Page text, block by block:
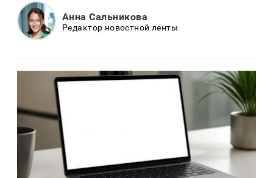
Анна Сальникова
Редактор новостной ленты